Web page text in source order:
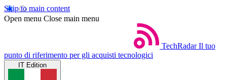
Skip to main content
Open menu Close main menu
TechRadar Il tuo
punto di riferimento per gli acquisti tecnologici
IT Edition